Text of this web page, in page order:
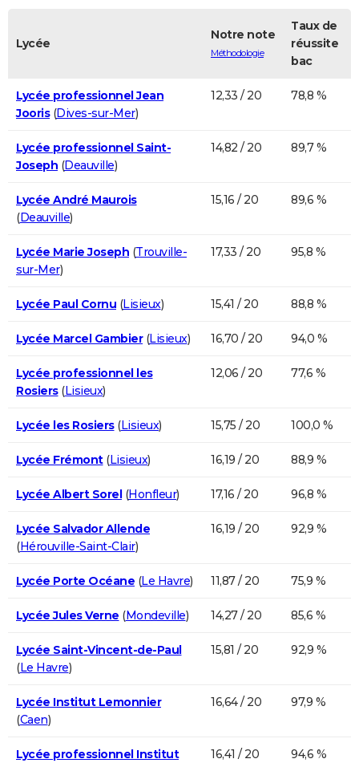
Lycée
Notre note
Méthodologie
Taux de
réussite
bac
Lycée professionnel Jean
Jooris(Dives-sur-Mer)
12,33 / 20 78,8 %
Lycée professionnel Saint-
Joseph (Deauville)
14,82 / 20 89,7 %
Lycée André Maurois
(Deauville)
15,16 / 20 89,6 %
Lycée Marie Joseph (Trouville-
sur-Mer)
17,33 / 20 95,8 %
Lycée Paul Cornu (Lisieux) 15,41 / 20 88,8 %
Lycée Marcel Gambier(Lisieux) 16,70 / 20 94,0 %
Lycée professionnel les
Rosiers(Lisieux)
12,06 / 20 77,6 %
Lycée les Rosiers(Lisieux) 15,75 / 20 100,0 %
Lycée Frémont(Lisieux) 16,19 / 20 88,9 %
Lycée Albert Sorel(Honfleur) 17,16 / 20 96,8 %
Lycée Salvador Allende
(Hérouville-Saint-Clair)
16,19 / 20 92,9 %
Lycée Porte Océane (Le Havre) 11,87 / 20 75,9 %
Lycée Jules Verne (Mondeville) 14,27 / 20 85,6 %
Lycée Saint-Vincent-de-Paul
(Le Havre)
15,81 / 20 92,9 %
Lycée Institut Lemonnier
(Caen)
16,64 / 20 97,9 %
Lycée professionnel Institut 16,41 / 20 94,6 %